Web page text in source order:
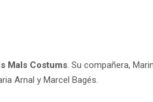
Mals Costums. Su compañera,
Arnal y Marcel Bagés.